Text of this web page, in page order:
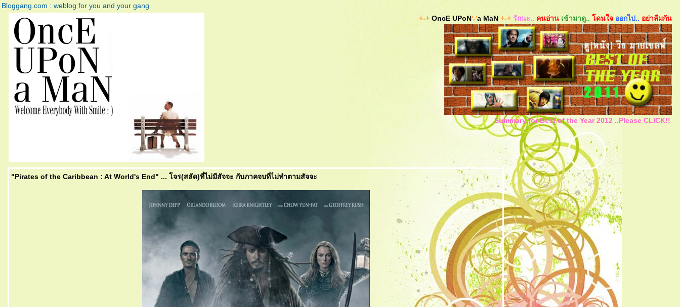
Bloggang.com : weblog for you and your gang
+-+OncE UPoN'-'a MaN +-+ รักนะ.. คนอ่าน เข้ามาดู.. ดนใจ ออกไป.. อย่าลืมกัน
Summary for Best of the Year 2012 ..Please CLICK!!
"Pirates of the Caribbean : At World's End" ... โจร(สลัด)ที่ไม่มีสัจจะ กับภาคจบที่ไม่ทำตามสัจจะ